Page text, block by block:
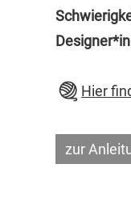
Hier
zur